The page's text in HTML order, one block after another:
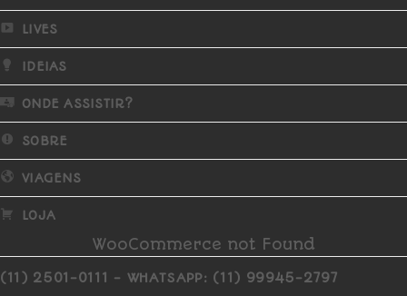
LIVES
IDEIAS
ONDE ASSISTIR?
SOBRE
VIAGENS
LOJA
WooCommerce not Found
(11) 2501-0111 - WHATSAPP: (11) 99945-2797